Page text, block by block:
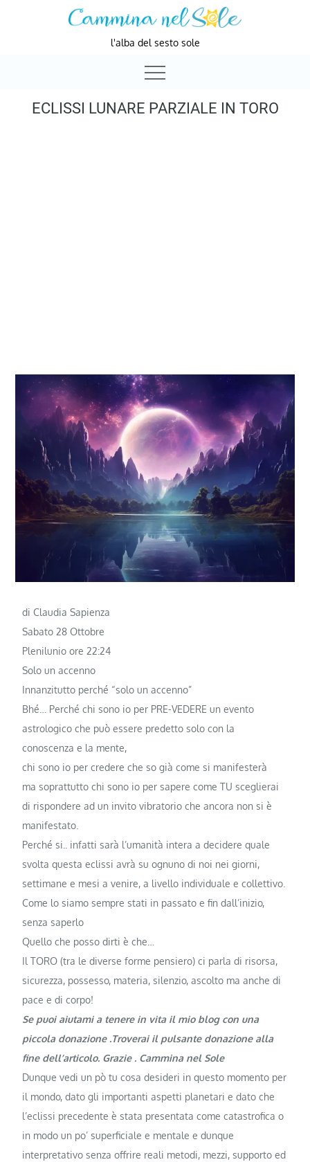
l'alba del sesto sole
ECLISSI LUNARE PARZIALE IN TORO
di Claudia Sapienza
Sabato 28 Ottobre
Plenilunio ore 22:24
Solo un accenno
Innanzitutto perché “solo un accenno”
Bhé… Perché chi sono io per PRE-VEDERE un evento
astrologico che può essere predetto solo con la
conoscenza e la mente,
chi sono io per credere che so già come si manifesterà
ma soprattutto chi sono io per sapere come TU sceglierai
di rispondere ad un invito vibratorio che ancora non si è
manifestato.
Perché si.. infatti sarà l’umanità intera a decidere quale
svolta questa eclissi avrà su ognuno di noi nei giorni,
settimane e mesi a venire, a livello individuale e collettivo.
Come lo siamo sempre stati in passato e fin dall’inizio,
senza saperlo
Quello che posso dirti è che…
Il TORO (tra le diverse forme pensiero) ci parla di risorsa,
sicurezza, possesso, materia, silenzio, ascolto ma anche di
pace e di corpo!
Se puoi aiutami a tenere in vita il mio blog con una
piccola donazione .Troverai il pulsante donazione alla
fine dell’articolo. Grazie . Cammina nel Sole
Dunque vedi un pò tu cosa desideri in questo momento per
il mondo, dato gli importanti aspetti planetari e dato che
l’eclissi precedente è stata presentata come catastrofica o
in modo un po’ superficiale e mentale e dunque
interpretativo senza offrire reali metodi, mezzi, supporto ed